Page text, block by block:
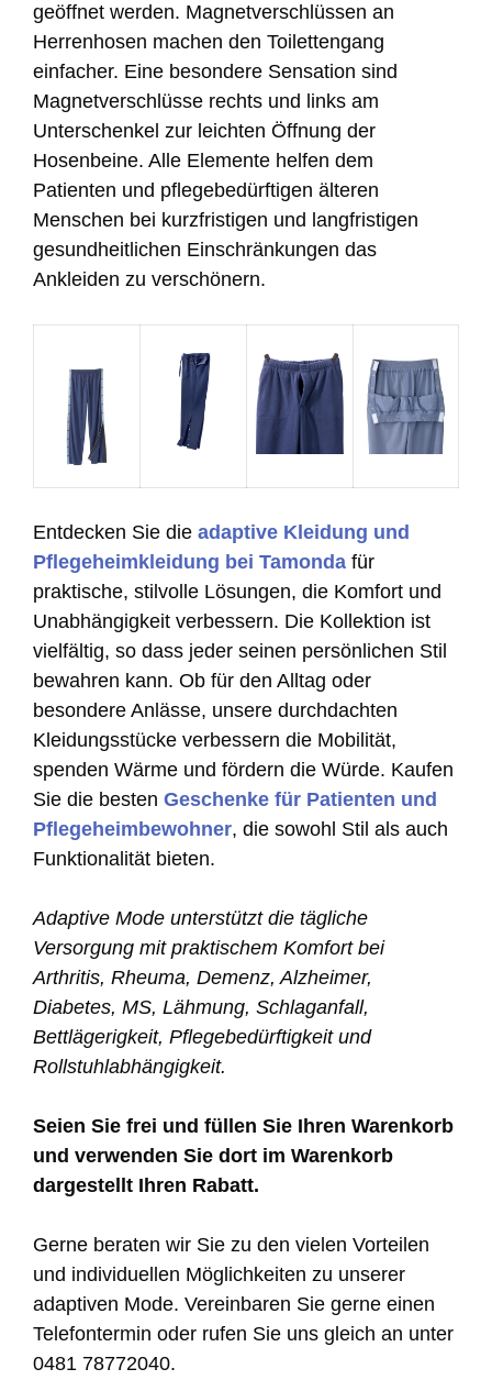
geöffnet werden. Magnetverschlüssen an
Herrenhosen machen den Toilettengang
einfacher. Eine besondere Sensation sind
Magnetverschlüsse rechts und links am
Unterschenkel zur leichten Öffnung der
Hosenbeine. Alle Elemente helfen dem
Patienten und pflegebedürftigen älteren
Menschen bei kurzfristigen und langfristigen
gesundheitlichen Einschränkungen das
Ankleiden zu verschönern.
Entdecken Sie die adaptive Kleidung und
Pflegeheimkleidung bei Tamonda für
praktische, stilvolle Lösungen, die Komfort und
Unabhängigkeit verbessern. Die Kollektion ist
vielfältig, so dass jeder seinen persönlichen Stil
bewahren kann. Ob für den Alltag oder
besondere Anlässe, unsere durchdachten
Kleidungsstücke verbessern die Mobilität,
spenden Wärme und fördern die Würde. Kaufen
Sie die besten Geschenke für Patienten und
Pflegeheimbewohner, die sowohl Stil als auch
Funktionalität bieten.
Adaptive Mode unterstützt die tägliche
Versorgung mit praktischem Komfort bei
Arthritis, Rheuma, Demenz, Alzheimer,
Diabetes, MS, Lähmung, Schlaganfall,
Bettlägerigkeit, Pflegebedürftigkeit und
Rollstuhlabhängigkeit.
Seien Sie frei und füllen Sie Ihren Warenkorb
und verwenden Sie dort im Warenkorb
dargestellt Ihren Rabatt.
Gerne beraten wir Sie zu den vielen Vorteilen
und individuellen Möglichkeiten zu unserer
adaptiven Mode. Vereinbaren Sie gerne einen
Telefontermin oder rufen Sie uns gleich an unter
0481 78772040.